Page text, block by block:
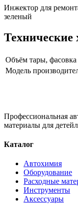
Инжектор для
зеленый
Технические
Объём тары, фасовка
Модель
Профессиональная
материалы для
Каталог
Автохимия
Оборудование
Расходные
Инструменты
Аксессуары